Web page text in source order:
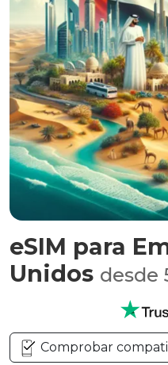
eSIM para
Unidos desde
Comprobar